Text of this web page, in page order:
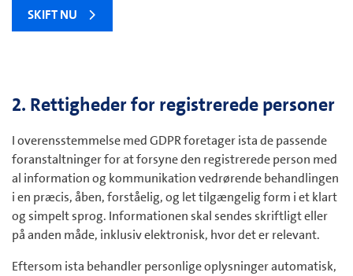
SKIFT NU
2. Rettigheder for registrerede personer
I overensstemmelse med GDPR foretager ista de passende
foranstaltninger for at forsyne den registrerede person med
al information og kommunikation vedrørende behandlingen
i en præcis, åben, forståelig, og let tilgængelig form i et klart
og simpelt sprog. Informationen skal sendes skriftligt eller
på anden måde, inklusiv elektronisk, hvor det er relevant.
Eftersom ista behandler personlige oplysninger automatisk,